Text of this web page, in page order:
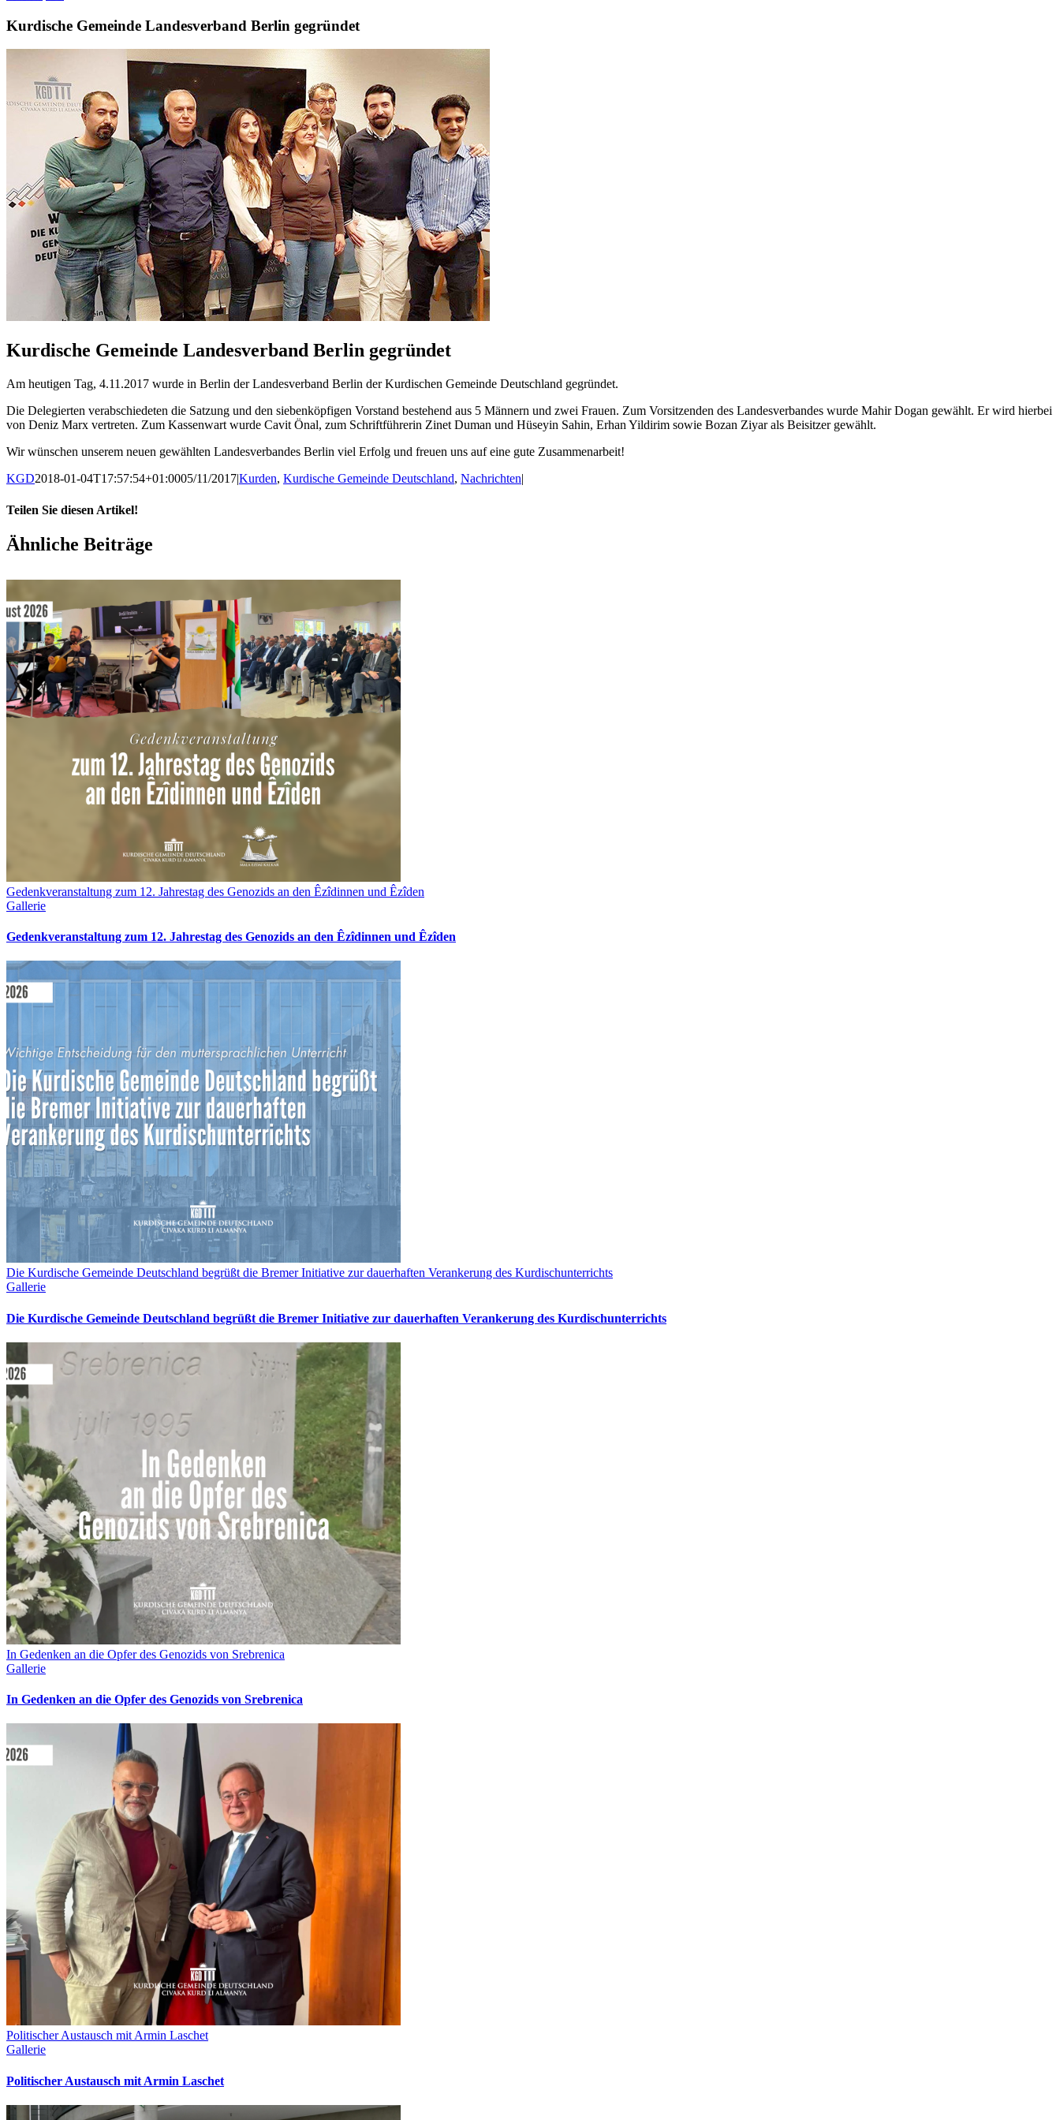
Kurdische Gemeinde Landesverband Berlin gegründet
Kurdische Gemeinde Landesverband Berlin gegründet
Am heutigen Tag, 4.11.2017 wurde in Berlin der Landesverband Berlin der Kurdischen Gemeinde Deutschland gegründet.
Die Delegierten verabschiedeten die Satzung und den siebenköpfigen Vorstand bestehend aus 5 Männern und zwei Frauen. Zum Vorsitzenden des Landesverbandes wurde Mahir Dogan gewählt. Er wird hierbei
von Deniz Marx vertreten. Zum Kassenwart wurde Cavit Önal, zum Schriftführerin Zinet Duman und Hüseyin Sahin, Erhan Yildirim sowie Bozan Ziyar als Beisitzer gewählt.
Wir wünschen unserem neuen gewählten Landesverbandes Berlin viel Erfolg und freuen uns auf eine gute Zusammenarbeit!
KGD2018-01-04T17:57:54+01:0005/11/2017|Kurden, Kurdische Gemeinde Deutschland, Nachrichten|
Teilen Sie diesen Artikel!
Facebook
X
WhatsApp
Pinterest
E-
Mail
Ähnliche Beiträge
Gedenkveranstaltung zum 12. Jahrestag des Genozids an den Êzîdinnen und Êzîden
Gallerie
Gedenkveranstaltung zum 12. Jahrestag des Genozids an den Êzîdinnen und Êzîden
Die Kurdische Gemeinde Deutschland begrüßt die Bremer Initiative zur dauerhaften Verankerung des Kurdischunterrichts
Gallerie
Die Kurdische Gemeinde Deutschland begrüßt die Bremer Initiative zur dauerhaften Verankerung des Kurdischunterrichts
In Gedenken an die Opfer des Genozids von Srebrenica
Gallerie
In Gedenken an die Opfer des Genozids von Srebrenica
Politischer Austausch mit Armin Laschet
Gallerie
Politischer Austausch mit Armin Laschet